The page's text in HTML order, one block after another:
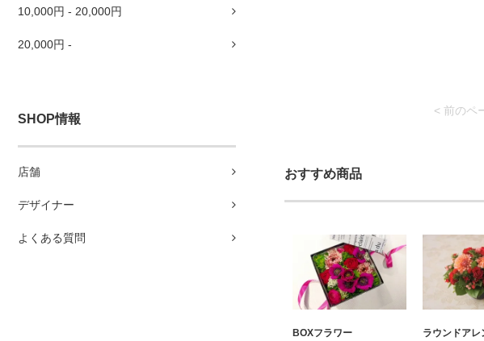
10,000円 - 20,000円
20,000円 -
SHOP情報
店舗
デザイナー
よくある質問
< 前のペ
おすすめ商品
BOXフラワー
ラウンドア